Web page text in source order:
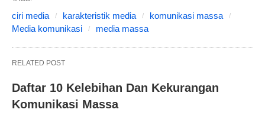
ciri media karakteristik media
komunikasi massa
Media komunikasi
media massa
RELATED POST
Daftar 10 Kelebihan Dan Kekurangan
Komunikasi Massa